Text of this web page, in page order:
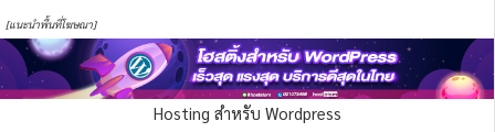
[แนะนำพื้นที่โฆษณา]
Hosting สำหรับ Wordpress